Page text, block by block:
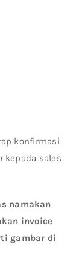
konfirmasi
kepada sales
namakan
invoice
gambar di